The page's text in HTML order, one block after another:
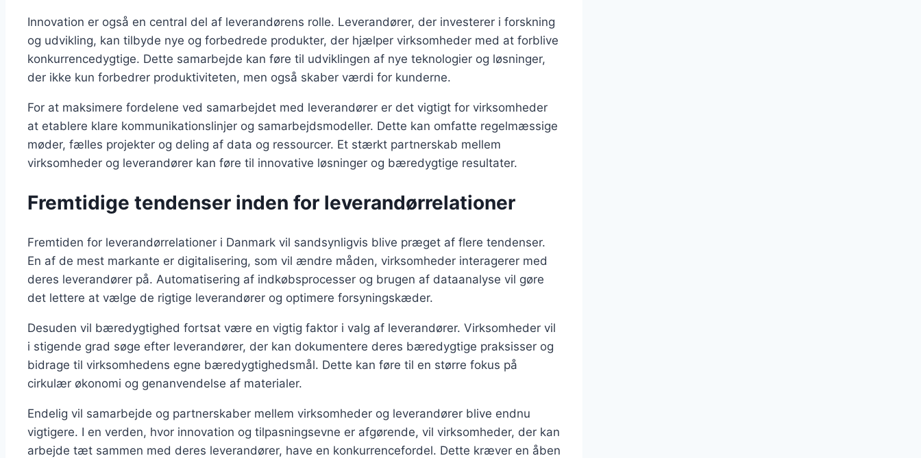
Innovation er også en central del af leverandørens rolle. Leverandører, der investerer i forskning
og udvikling, kan tilbyde nye og forbedrede produkter, der hjælper virksomheder med at forblive
konkurrencedygtige. Dette samarbejde kan føre til udviklingen af nye teknologier og løsninger,
der ikke kun forbedrer produktiviteten, men også skaber værdi for kunderne.
For at maksimere fordelene ved samarbejdet med leverandører er det vigtigt for virksomheder
at etablere klare kommunikationslinjer og samarbejdsmodeller. Dette kan omfatte regelmæssige
møder, fælles projekter og deling af data og ressourcer. Et stærkt partnerskab mellem
virksomheder og leverandører kan føre til innovative løsninger og bæredygtige resultater.
Fremtidige tendenser inden for leverandørrelationer
Fremtiden for leverandørrelationer i Danmark vil sandsynligvis blive præget af flere tendenser.
En af de mest markante er digitalisering, som vil ændre måden, virksomheder interagerer med
deres leverandører på. Automatisering af indkøbsprocesser og brugen af dataanalyse vil gøre
det lettere at vælge de rigtige leverandører og optimere forsyningskæder.
Desuden vil bæredygtighed fortsat være en vigtig faktor i valg af leverandører. Virksomheder vil
i stigende grad søge efter leverandører, der kan dokumentere deres bæredygtige praksisser og
bidrage til virksomhedens egne bæredygtighedsmål. Dette kan føre til en større fokus på
cirkulær økonomi og genanvendelse af materialer.
Endelig vil samarbejde og partnerskaber mellem virksomheder og leverandører blive endnu
vigtigere. I en verden, hvor innovation og tilpasningsevne er afgørende, vil virksomheder, der kan
arbejde tæt sammen med deres leverandører, have en konkurrencefordel. Dette kræver en åben